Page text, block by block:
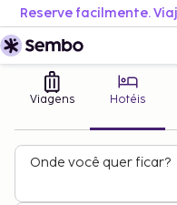
Viagens Hotéis
Onde você quer ficar?